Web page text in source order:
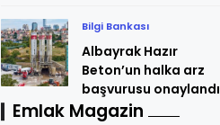
Bilgi Bankası
Albayrak Hazır
Beton’un halka arz
başvurusu onaylandı
Emlak Magazin